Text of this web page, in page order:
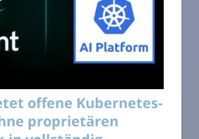
offene Kubernetes-
proprietären